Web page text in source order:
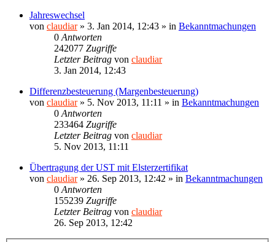
Jahreswechsel
von claudiar» 3. Jan 2014, 12:43 » in Bekanntmachungen
0 Antworten
242077 Zugriffe
Letzter Beitrag von claudiar
3. Jan 2014, 12:43
Differenzbesteuerung (Margenbesteuerung)
von claudiar» 5. Nov 2013, 11:11 » in Bekanntmachungen
0 Antworten
233464 Zugriffe
Letzter Beitrag von claudiar
5. Nov 2013, 11:11
Übertragung der UST mit Elsterzertifikat
von claudiar» 26. Sep 2013, 12:42 » in Bekanntmachungen
0 Antworten
155239 Zugriffe
Letzter Beitrag von claudiar
26. Sep 2013, 12:42